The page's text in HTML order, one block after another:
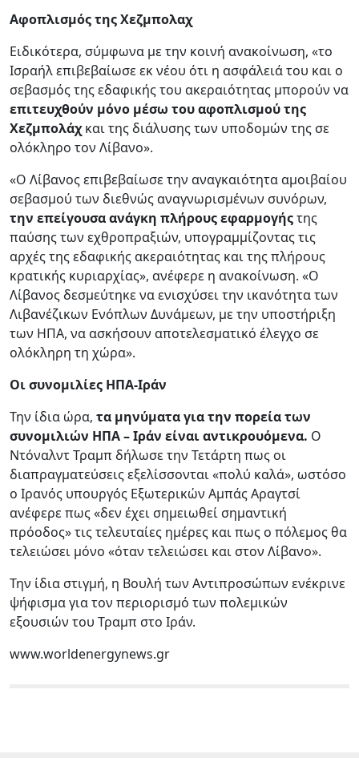
Αφοπλισμός της Χεζμπολαχ
Ειδικότερα, σύμφωνα με την κοινή ανακοίνωση, «το
Ισραήλ επιβεβαίωσε εκ νέου ότι η ασφάλειά του και ο
σεβασμός της εδαφικής του ακεραιότητας μπορούν να
επιτευχθούν μόνο μέσω του αφοπλισμού της
Χεζμπολάχκαι της διάλυσης των υποδομών της σε
ολόκληρο τον Λίβανο».
«Ο Λίβανος επιβεβαίωσε την αναγκαιότητα αμοιβαίου
σεβασμού των διεθνώς αναγνωρισμένων συνόρων,
την επείγουσα ανάγκη πλήρους εφαρμογήςτης
παύσης των εχθροπραξιών, υπογραμμίζοντας τις
αρχές της εδαφικής ακεραιότητας και της πλήρους
κρατικής κυριαρχίας», ανέφερε η ανακοίνωση. «Ο
Λίβανος δεσμεύτηκε να ενισχύσει την ικανότητα των
Λιβανέζικων Ενόπλων Δυνάμεων, με την υποστήριξη
των ΗΠΑ, να ασκήσουν αποτελεσματικό έλεγχο σε
ολόκληρη τη χώρα».
Οι συνομιλίες ΗΠΑ-Ιράν
Την ίδια ώρα, τα μηνύματα για την πορεία των
συνομιλιών ΗΠΑ – Ιράν είναι αντικρουόμενα. Ο
Ντόναλντ Τραμπ δήλωσε την Τετάρτη πως οι
διαπραγματεύσεις εξελίσσονται «πολύ καλά», ωστόσο
ο Ιρανός υπουργός Εξωτερικών Αμπάς Αραγτσί
ανέφερε πως «δεν έχει σημειωθεί σημαντική
πρόοδος» τις τελευταίες ημέρες και πως ο πόλεμος θα
τελειώσει μόνο «όταν τελειώσει και στον Λίβανο».
Την ίδια στιγμή, η Βουλή των Αντιπροσώπων ενέκρινε
ψήφισμα για τον περιορισμό των πολεμικών
εξουσιών του Τραμπ στο Ιράν.
www.worldenergynews.gr